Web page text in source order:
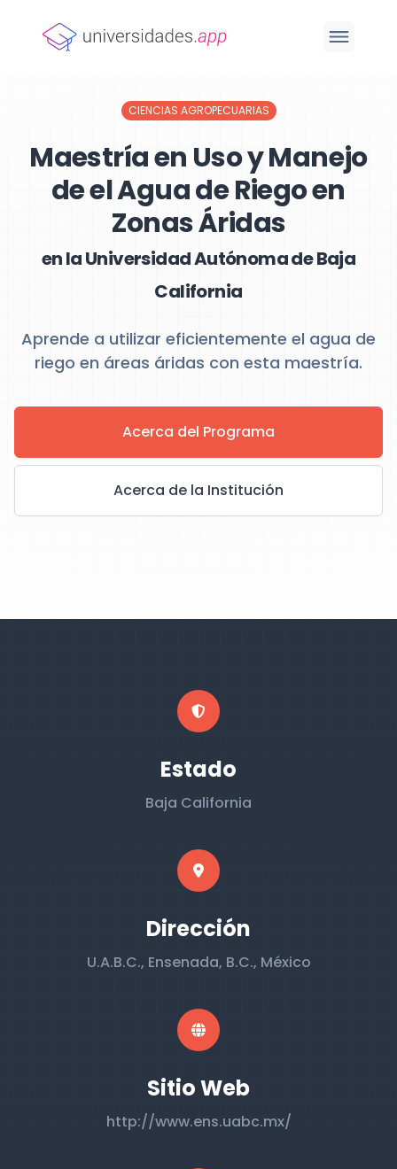
CIENCIAS AGROPECUARIAS
Maestría en Uso y Manejo
de el Agua de Riego en
Zonas Áridas
en la Universidad Autónoma de Baja
California
Aprende a utilizar eficientemente el agua de
riego en áreas áridas con esta maestría.
Acerca del Programa
Acerca de la Institución
Estado
Baja California
Dirección
U.A.B.C., Ensenada, B.C., México
Sitio Web
http://www.ens.uabc.mx/